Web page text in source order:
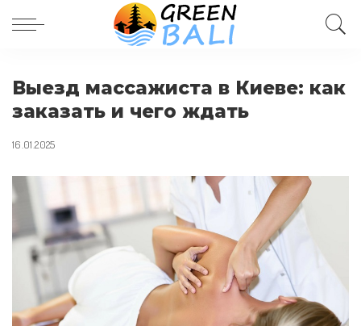
Выезд массажиста в Киеве: как
заказать и чего ждать
16.01.2025